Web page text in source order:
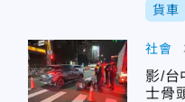
貨車
社會
影/台
士骨